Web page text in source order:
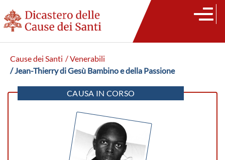
Cause dei Santi / Venerabili
/ Jean-Thierry di Gesù Bambino e della Passione
CAUSA IN CORSO